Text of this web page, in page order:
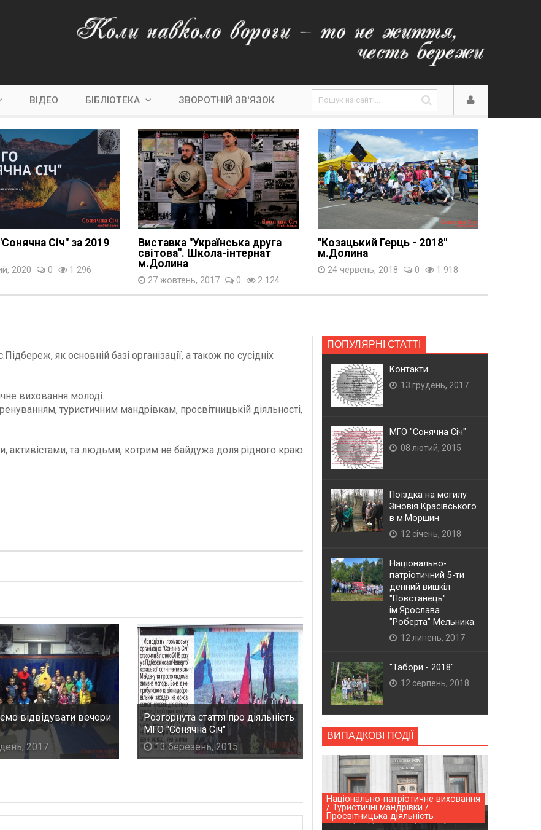
ВІДЕО БІБЛІОТЕКА ЗВОРОТНІЙ ЗВ'ЯЗОК
Січ" за 2019
2020 0 1 296
Виставка "Українська друга
світова". Школа-інтернат
м.Долина
27 жовтень, 2017 0 2 124
"Козацький Герць - 2018"
м.Долина
24 червень, 2018 0 1 918
як основній базі організації, а також по сусідніх
виховання молоді.
туристичним мандрівкам, просвітницькій діяльності,
активістами, та людьми, котрим не байдужа доля рідного краю
відвідувати вечори
2017
Розгорнута стаття про діяльність
МГО "Сонячна Січ"
13 березень, 2015
ПОПУЛЯРНІ СТАТТІ
Контакти
13 грудень, 2017
МГО "Сонячна Січ"
08 лютий, 2015
Поїздка на могилу
Зіновія Красівського
в м.Моршин
12 січень, 2018
Національно-
патріотичний 5-ти
денний вишкіл
"Повстанець"
ім.Ярослава
"Роберта" Мельника.
12 липень, 2017
"Табори - 2018"
12 серпень, 2018
ВИПАДКОВІ ПОДІЇ
Національно-патріотичне виховання
/ Туристичні мандрівки /
Просвітницька діяльність
Поїздка до Києва, день третій.